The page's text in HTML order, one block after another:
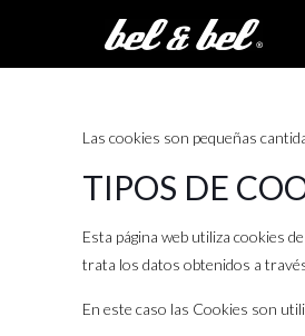
Las cookies son pequeñas
TIPOS DE
Esta página web utiliza cookies
trata los datos obtenidos a
En este caso las Cookies son